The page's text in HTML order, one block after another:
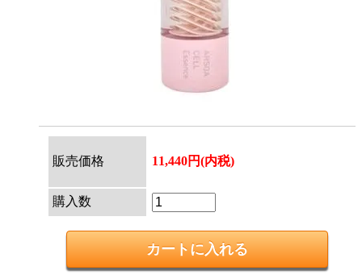
販売価格 11,440円(内税)
購入数